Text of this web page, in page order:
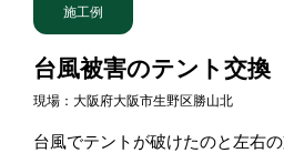
施工例
台風被害のテント交換
現場：大阪府大阪市生野区勝山北
台風でテントが破けたのと左右